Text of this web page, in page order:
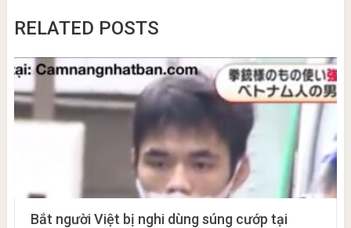
RELATED POSTS
Bắt người Việt bị nghi dùng súng cướp tại